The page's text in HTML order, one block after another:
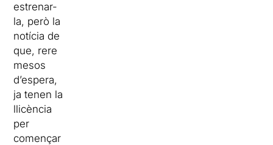
estrenar-
la, però la
notícia de
que, rere
mesos
d’espera,
ja tenen la
llicència
per
començar